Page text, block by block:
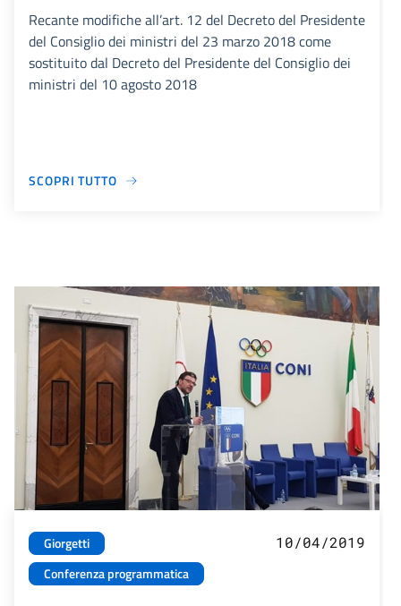
Recante modifiche all’art. 12 del Decreto del Presidente
del Consiglio dei ministri del 23 marzo 2018 come
sostituito dal Decreto del Presidente del Consiglio dei
ministri del 10 agosto 2018
SCOPRI TUTTO
Giorgetti
Conferenza programmatica
10/04/2019